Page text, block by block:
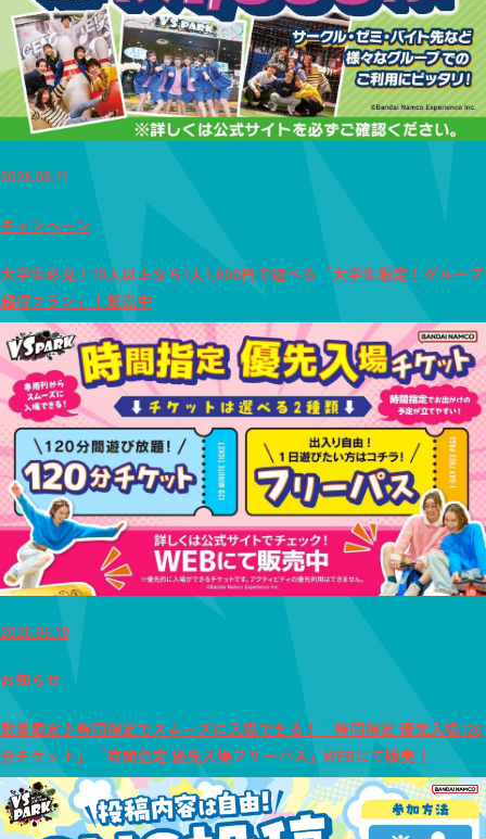
2026.05.11
キャンペーン
大学生必見！10人以上なら1人1,000円で遊べる「大学生限定！グループ
超得プラン」！販売中
2026.05.10
お知らせ
数量限定♪時間指定でスムーズに入場できる！「時間指定 優先入場120
分チケット」「時間指定 優先入場フリーパス」WEBにて販売！